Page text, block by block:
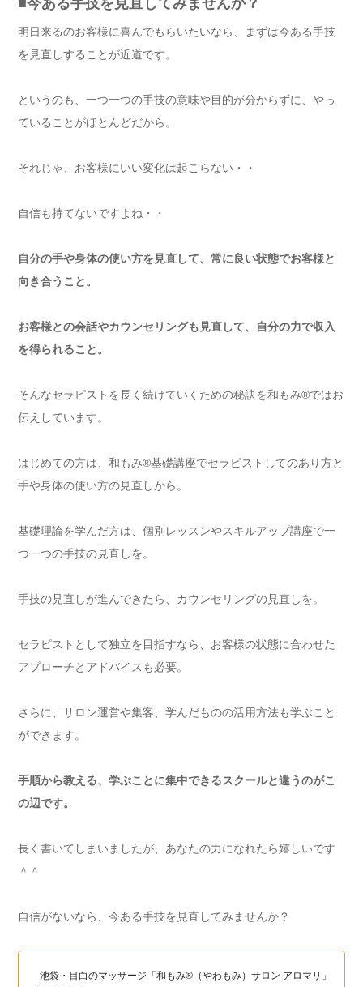
■今ある手技を見直してみませんか？
明日来るのお客様に喜んでもらいたいなら、まずは今ある手技
を見直しすることが近道です。
というのも、一つ一つの手技の意味や目的が分からずに、やっ
ていることがほとんどだから。
それじゃ、お客様にいい変化は起こらない・・
自信も持てないですよね・・
自分の手や身体の使い方を見直して、常に良い状態でお客様と
向き合うこと。
お客様との会話やカウンセリングも見直して、自分の力で収入
を得られること。
そんなセラピストを長く続けていくための秘訣を和もみ®ではお
伝えしています。
はじめての方は、和もみ®基礎講座でセラピストしてのあり方と
手や身体の使い方の見直しから。
基礎理論を学んだ方は、個別レッスンやスキルアップ講座で一
つ一つの手技の見直しを。
手技の見直しが進んできたら、カウンセリングの見直しを。
セラピストとして独立を目指すなら、お客様の状態に合わせた
アプローチとアドバイスも必要。
さらに、サロン運営や集客、学んだものの活用方法も学ぶこと
ができます。
手順から教える、学ぶことに集中できるスクールと違うのがこ
の辺です。
長く書いてしまいましたが、あなたの力になれたら嬉しいです
＾＾
自信がないなら、今ある手技を見直してみませんか？
池袋・目白のマッサージ「和もみ®（やわもみ）サロン アロマリ」（和